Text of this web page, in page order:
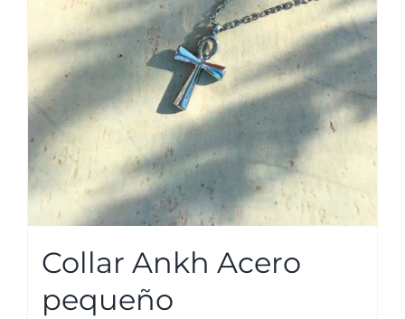
pueden
elegir
en
la
página
de
producto
Collar Ankh Acero
pequeño